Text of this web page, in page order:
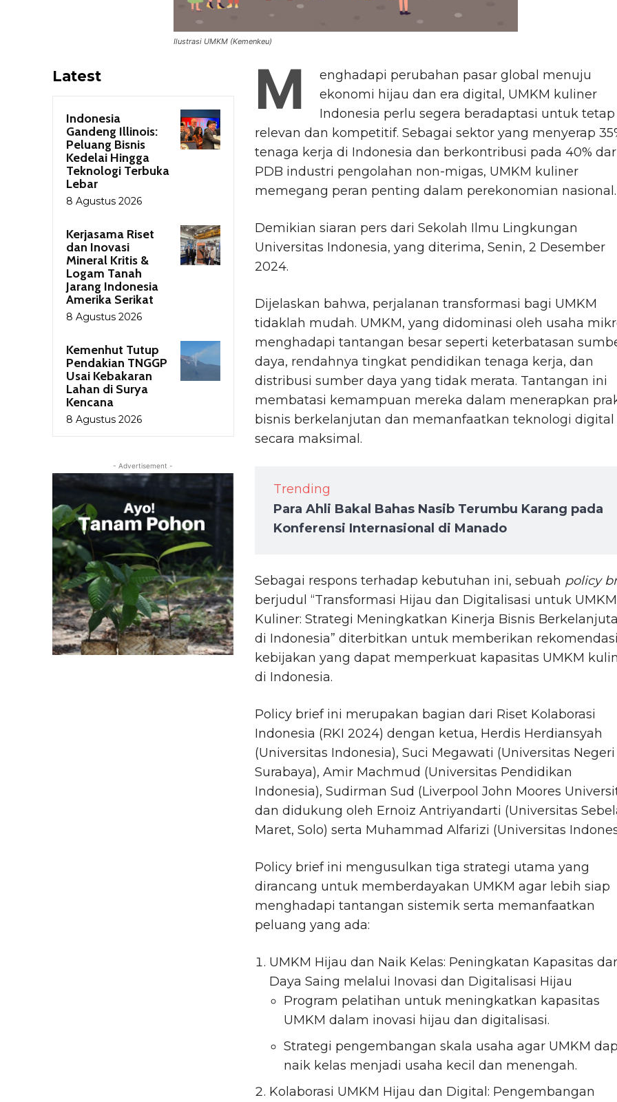
Ilustrasi UMKM (Kemenkeu)
Latest
Indonesia
Gandeng Illinois:
Peluang Bisnis
Kedelai Hingga
Teknologi Terbuka
Lebar
8 Agustus 2026
Kerjasama Riset
dan Inovasi
Mineral Kritis &
Logam Tanah
Jarang Indonesia
Amerika Serikat
8 Agustus 2026
Kemenhut Tutup
Pendakian TNGGP
Usai Kebakaran
Lahan di Surya
Kencana
8 Agustus 2026
- Advertisement -
M
enghadapi perubahan pasar global menuju
ekonomi hijau dan era digital, UMKM kuliner
Indonesia perlu segera beradaptasi untuk tetap
relevan dan kompetitif. Sebagai sektor yang menyerap
tenaga kerja di Indonesia dan berkontribusi pada 40%
PDB industri pengolahan non-migas, UMKM kuliner
memegang peran penting dalam perekonomian nasional.
Demikian siaran pers dari Sekolah Ilmu Lingkungan
Universitas Indonesia, yang diterima, Senin, 2 Desember
2024.
Dijelaskan bahwa, perjalanan transformasi bagi UMKM
tidaklah mudah. UMKM, yang didominasi oleh usaha
menghadapi tantangan besar seperti keterbatasan
daya, rendahnya tingkat pendidikan tenaga kerja, dan
distribusi sumber daya yang tidak merata. Tantangan ini
membatasi kemampuan mereka dalam menerapkan
bisnis berkelanjutan dan memanfaatkan teknologi digital
secara maksimal.
Trending
Para Ahli Bakal Bahas Nasib Terumbu Karang pada
Konferensi Internasional di Manado
Sebagai respons terhadap kebutuhan ini, sebuah policy
berjudul “Transformasi Hijau dan Digitalisasi untuk UMKM
Kuliner: Strategi Meningkatkan Kinerja Bisnis
di Indonesia” diterbitkan untuk memberikan rekomendasi
kebijakan yang dapat memperkuat kapasitas UMKM
di Indonesia.
Policy brief ini merupakan bagian dari Riset Kolaborasi
Indonesia (RKI 2024) dengan ketua, Herdis Herdiansyah
(Universitas Indonesia), Suci Megawati (Universitas Negeri
Surabaya), Amir Machmud (Universitas Pendidikan
Indonesia), Sudirman Sud (Liverpool John Moores
dan didukung oleh Ernoiz Antriyandarti (Universitas
Maret, Solo) serta Muhammad Alfarizi (Universitas
Policy brief ini mengusulkan tiga strategi utama yang
dirancang untuk memberdayakan UMKM agar lebih siap
menghadapi tantangan sistemik serta memanfaatkan
peluang yang ada:
UMKM Hijau dan Naik Kelas: Peningkatan Kapasitas
Daya Saing melalui Inovasi dan Digitalisasi Hijau
Program pelatihan untuk meningkatkan kapasitas
UMKM dalam inovasi hijau dan digitalisasi.
Strategi pengembangan skala usaha agar UMKM
naik kelas menjadi usaha kecil dan menengah.
Kolaborasi UMKM Hijau dan Digital: Pengembangan